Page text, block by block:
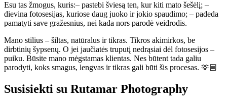
Esu tas žmogus, kuris:– pastebi šviesą ten, kur kiti mato šešėlį; –
dievina fotosesijas, kuriose daug juoko ir jokio spaudimo; – padeda
pamatyti save gražesnius, nei kada nors parodė veidrodis.
Mano stilius – šiltas, natūralus ir tikras. Tikros akimirkos, be
dirbtinių šypsenų. O jei jaučiatės truputį nedrąsiai dėl fotosesijos –
puiku. Būsite mano mėgstamas klientas. Nes būtent tada galiu
parodyti, koks smagus, lengvas ir tikras gali būti šis procesas. 🫶🏼
Susisiekti su Rutamar Photography